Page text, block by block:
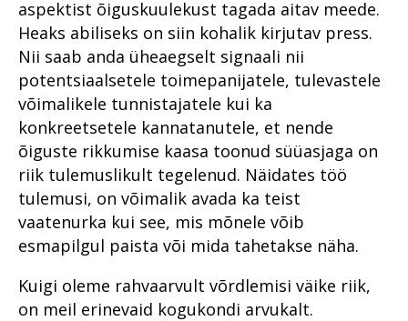
aspektist õiguskuulekust tagada aitav meede.
Heaks abiliseks on siin kohalik kirjutav press.
Nii saab anda üheaegselt signaali nii
potentsiaalsetele toimepanijatele, tulevastele
võimalikele tunnistajatele kui ka
konkreetsetele kannatanutele, et nende
õiguste rikkumise kaasa toonud süüasjaga on
riik tulemuslikult tegelenud. Näidates töö
tulemusi, on võimalik avada ka teist
vaatenurka kui see, mis mõnele võib
esmapilgul paista või mida tahetakse näha.
Kuigi oleme rahvaarvult võrdlemisi väike riik,
on meil erinevaid kogukondi arvukalt.